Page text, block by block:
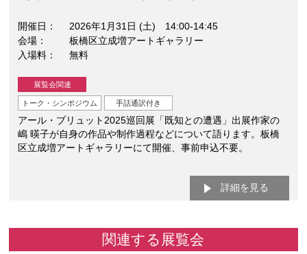
開催日
2026年1月31日 (土) 14:00-14:45
会場
板橋区立成増アートギャラリー
入場料
無料
展覧会関連
トーク・シンポジウム 手話通訳付き
アール・ブリュット2025巡回展「既知との遭遇」出展作家の
嶋 暎子が自身の作品や制作過程などについて語ります。板橋
区立成増アートギャラリーにて開催、事前申込不要。
詳細を見る
関連する展覧会